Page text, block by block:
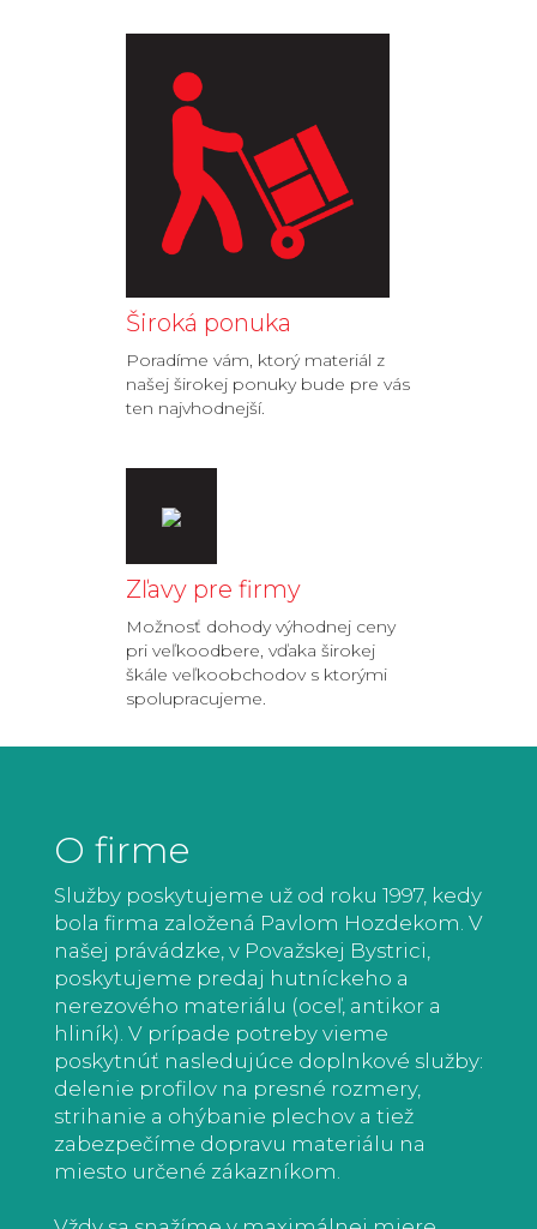
Široká ponuka
Poradíme vám, ktorý materiál z
našej širokej ponuky bude pre vás
ten najvhodnejší.
Zľavy pre firmy
Možnosť dohody výhodnej ceny
pri veľkoodbere, vďaka širokej
škále veľkoobchodov s ktorými
spolupracujeme.
O firme
Služby poskytujeme už od roku 1997, kedy
bola firma založená Pavlom Hozdekom. V
našej právádzke, v Považskej Bystrici,
poskytujeme predaj hutníckeho a
nerezového materiálu (oceľ, antikor a
hliník). V prípade potreby vieme
poskytnúť nasledujúce doplnkové služby:
delenie profilov na presné rozmery,
strihanie a ohýbanie plechov a tiež
zabezpečíme dopravu materiálu na
miesto určené zákazníkom.